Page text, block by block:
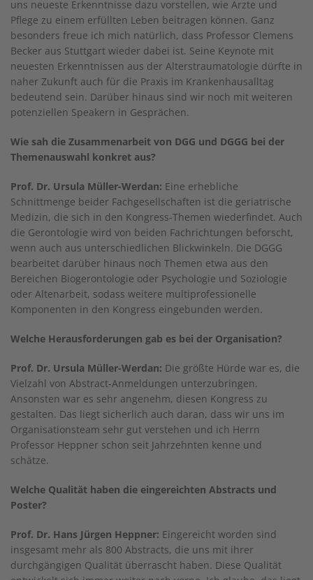
uns neueste Erkenntnisse dazu vorstellen, wie Ärzte und
Pflege zu einem erfüllten Leben beitragen können. Ganz
besonders freue ich mich natürlich, dass Professor Clemens
Becker aus Stuttgart wieder dabei ist. Seine Keynote mit
neuesten Erkenntnissen aus der Alterstraumatologie dürfte in
naher Zukunft auch für die Praxis im Krankenhausalltag
bedeutend sein. Darüber hinaus sind wir noch mit weiteren
potenziellen Speakern in Gesprächen.
Wie sah die Zusammenarbeit von DGG und DGGG bei der
Themenauswahl konkret aus?
Prof. Dr. Ursula Müller-Werdan: Eine erhebliche
Schnittmenge beider Fachgesellschaften ist die geriatrische
Medizin, die sich in den Kongress-Themen wiederfindet. Auch
die Gerontologie wird von beiden Fachrichtungen beforscht,
wenn auch aus unterschiedlichen Blickwinkeln. Die DGGG
bearbeitet darüber hinaus noch Themen etwa aus den
Bereichen Biogerontologie oder Psychologie und Soziologie
oder Altenarbeit, sodass weitere multiprofessionelle
Komponenten in den Kongress eingebunden werden.
Welche Herausforderungen gab es bei der Organisation?
Prof. Dr. Ursula Müller-Werdan: Die größte Hürde war es, die
Vielzahl von Abstract-Anmeldungen unterzubringen.
Ansonsten war es sehr angenehm, diesen Kongress zu
gestalten. Das liegt sicherlich auch daran, dass wir uns im
Organisationsteam sehr gut verstehen und ich Herrn
Professor Heppner schon seit Jahrzehnten kenne und
schätze.
Welche Qualität haben die eingereichten Abstracts und
Poster?
Prof. Dr. Hans Jürgen Heppner: Eingereicht worden sind
insgesamt mehr als 800 Abstracts, die uns mit ihrer
durchgängigen Qualität überrascht haben. Diese Qualität